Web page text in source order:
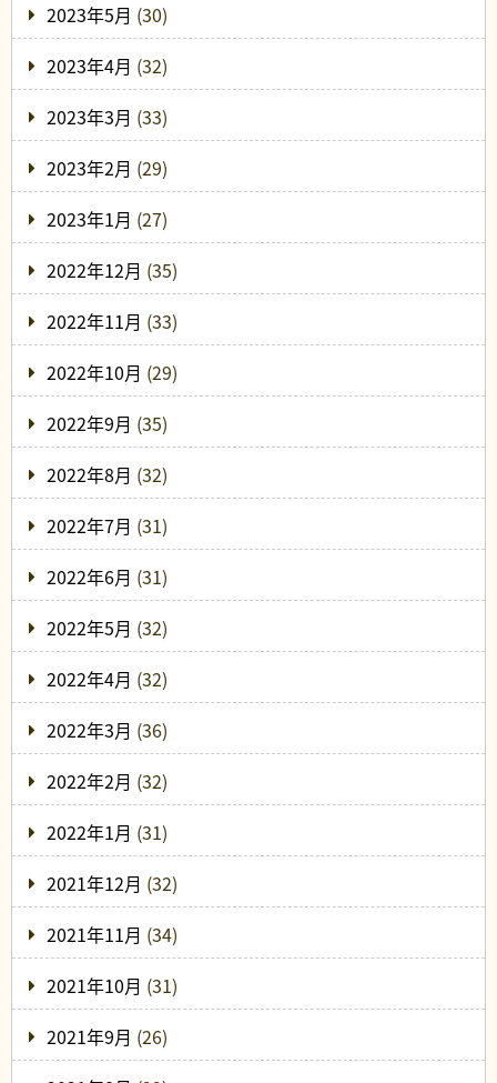
2023年5月 (30)
2023年4月 (32)
2023年3月 (33)
2023年2月 (29)
2023年1月 (27)
2022年12月 (35)
2022年11月 (33)
2022年10月 (29)
2022年9月 (35)
2022年8月 (32)
2022年7月 (31)
2022年6月 (31)
2022年5月 (32)
2022年4月 (32)
2022年3月 (36)
2022年2月 (32)
2022年1月 (31)
2021年12月 (32)
2021年11月 (34)
2021年10月 (31)
2021年9月 (26)